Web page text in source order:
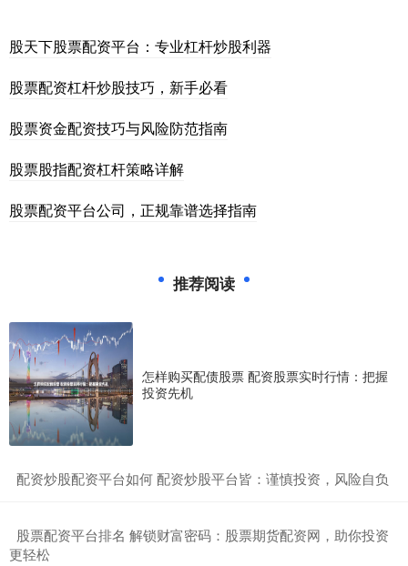
股天下股票配资平台：专业杠杆炒股利器
股票配资杠杆炒股技巧，新手必看
股票资金配资技巧与风险防范指南
股票股指配资杠杆策略详解
股票配资平台公司，正规靠谱选择指南
推荐阅读
怎样购买配债股票 配资股票实时行情：把握
投资先机
​配资炒股配资平台如何 配资炒股平台皆：谨慎投资，风险自负
​股票配资平台排名 解锁财富密码：股票期货配资网，助你投资
更轻松